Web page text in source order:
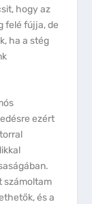
hogy az
felé fújja, de
ha a stég
ezért
számoltam
és a